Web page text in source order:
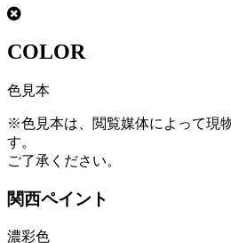
COLOR
色見本
※色見本は、閲覧媒体によって現
す。
ご了承ください。
関西ペイント
濃彩色